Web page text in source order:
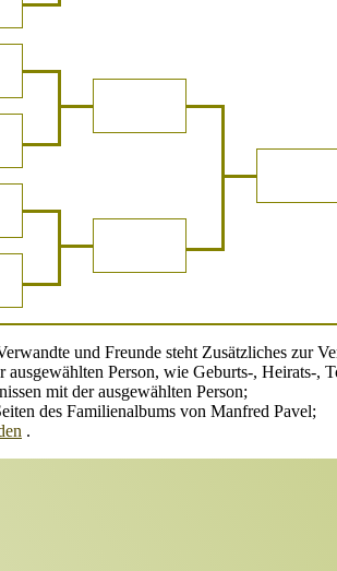
und Freunde steht Zusätzliches zur
ausgewählten Person, wie Geburts-, Heirats-,
mit der ausgewählten Person;
des Familienalbums von Manfred Pavel;
.